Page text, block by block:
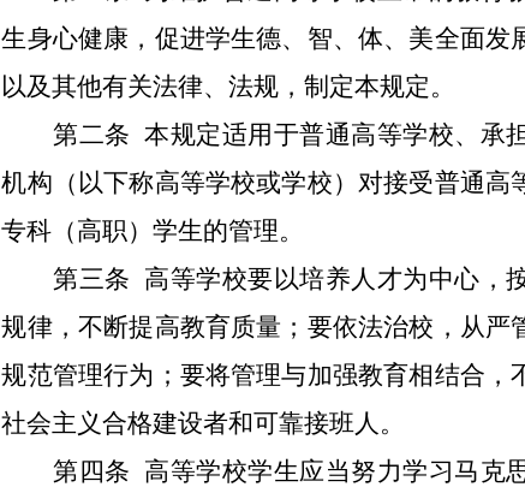
生身心健康，促进学生德、智、体、美全面发
以及其他有关法律、法规，制定本规定。
第二条 本规定适用于普通高等学校、承
机构（以下称高等学校或学校）对接受普通高
专科（高职）学生的管理。
第三条 高等学校要以培养人才为中心，
规律，不断提高教育质量；要依法治校，从严
规范管理行为；要将管理与加强教育相结合，
社会主义合格建设者和可靠接班人。
第四条 高等学校学生应当努力学习马克